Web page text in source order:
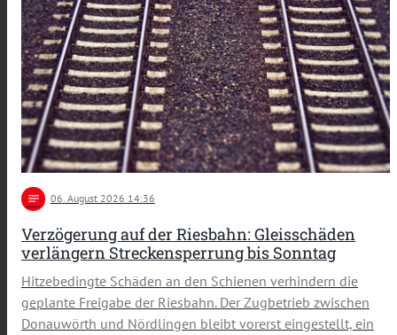
notes 06. August 2026 14:36
Verzögerung auf der Riesbahn: Gleisschäden
verlängern Streckensperrung bis Sonntag
Hitzebedingte Schäden an den Schienen verhindern die
geplante Freigabe der Riesbahn. Der Zugbetrieb zwischen
Donauwörth und Nördlingen bleibt vorerst eingestellt, ein